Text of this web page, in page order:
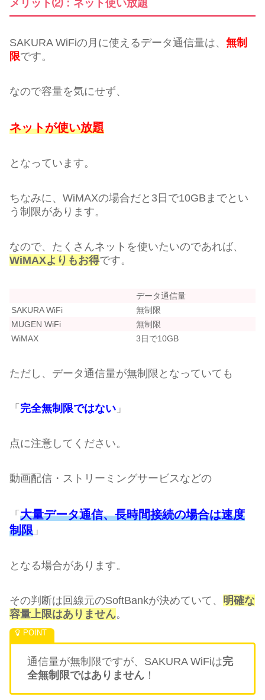
メリット⑵：ネット使い放題
SAKURA WiFiの月に使えるデータ通信量は、 無制
限です。
なので容量を気にせず、
ネットが使い放題
となっています。
ちなみに、WiMAXの場合だと3日で10GBまでとい
う制限があります。
なので、たくさんネットを使いたいのであれば、
WiMAXよりもお得です。
データ通信量
SAKURA WiFi
無制限
MUGEN WiFi
無制限
WiMAX
3日で10GB
ただし、データ通信量が無制限となっていても
「 完全無制限ではない 」
点に注意してください。
動画配信・ストリーミングサービスなどの
「 大量データ通信、長時間接続の場合は速度
制限 」
となる場合があります。
その判断は回線元のSoftBankが決めていて、 明確な
容量上限はありません。
通信量が無制限ですが、SAKURA WiFiは完
全無制限ではありません ！